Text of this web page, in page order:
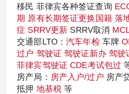
移民 菲律宾各种签证查询
期 原有长期签证更换国籍 落
症 SRRV更新 SRRV取消
交通部LTO：汽车年检 车牌
过户 驾驶证 驾驶证新办 驾驶
菲律宾驾驶证 CDE考试包过
房产局： 房产入户/过户 房产
抵押 地基税等